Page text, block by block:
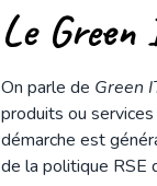
Le
On parle de Green
produits ou
démarche est
de la politique RSE